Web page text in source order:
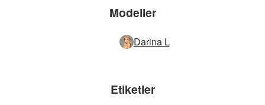
Modeller
Darina L
Etiketler